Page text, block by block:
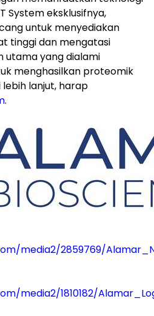
System eksklusifnya,
untuk menyediakan
tinggi dan mengatasi
utama yang dialami
menghasilkan proteomik
lebih lanjut, harap
.
media2/2859769/
media2/1810182/